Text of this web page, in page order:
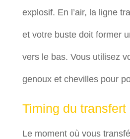
explosif. En l’air, la ligne
et votre buste doit former
vers le bas. Vous utilisez
genoux et chevilles pour
Timing du transfert
Le moment où vous